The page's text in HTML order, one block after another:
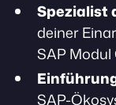
Spezialist
deiner
SAP
SAP-